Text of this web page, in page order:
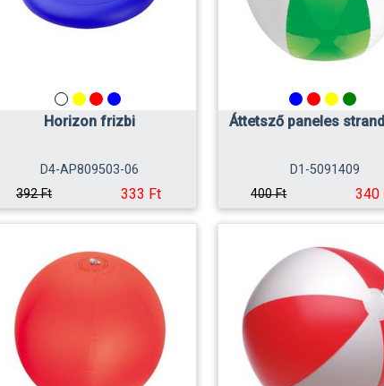
Horizon frizbi
D4-AP809503-06
392 Ft
333 Ft
Áttetsző paneles
D1-5091409
400 Ft
340